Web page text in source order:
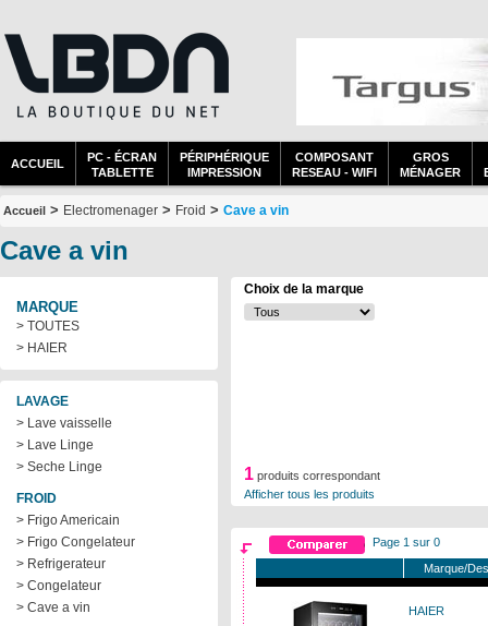
ACCUEIL
PC - ÉCRAN
TABLETTE
PÉRIPHÉRIQUE
IMPRESSION
COMPOSANT
RESEAU - WIFI
GROS
MÉNAGER
Accueil > Electromenager > Froid > Cave a vin
Cave a vin
MARQUE
> TOUTES
> HAIER
LAVAGE
> Lave vaisselle
> Lave Linge
> Seche Linge
FROID
> Frigo Americain
> Frigo Congelateur
> Refrigerateur
> Congelateur
> Cave a vin
Choix de la marque
1 produits correspondant
Afficher tous les produits
Page 1 sur 0
Marque/
HAIER